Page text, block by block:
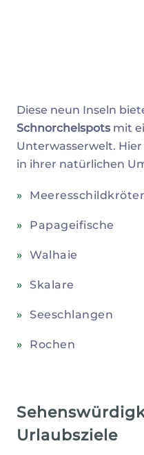
Diese neun Inseln
Schnorchelspotsmit
Unterwasserwelt.
in ihrer natürlichen
Papageifische
Walhaie
Skalare
Seeschlangen
Rochen
Urlaubsziele